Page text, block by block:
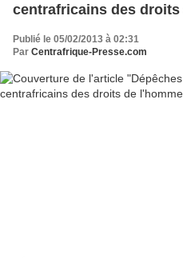
centrafricains des droits
Publié le 05/02/2013 à 02:31
Par Centrafrique-Presse.com